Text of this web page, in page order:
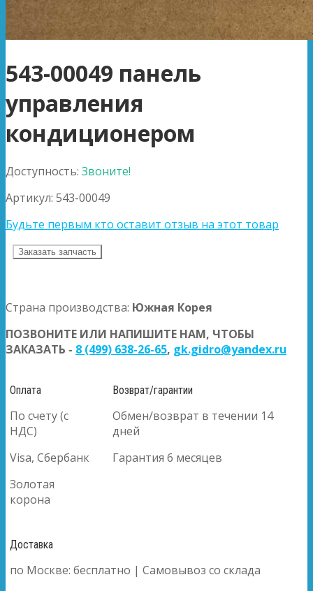
543-00049 панель
управления
кондиционером
Доступность: Звоните!
Артикул: 543-00049
Будьте первым кто оставит отзыв на этот товар
Заказать запчасть
Страна производства: Южная Корея
ПОЗВОНИТЕ ИЛИ НАПИШИТЕ НАМ, ЧТОБЫ
ЗАКАЗАТЬ - 8 (499) 638-26-65, gk.gidro@yandex.ru
Оплата
По счету (с
НДС)
Visa, Сбербанк
Золотая
корона
Возврат/гарантии
Обмен/возврат в течении 14
дней
Гарантия 6 месяцев
Доставка
по Москве: бесплатно | Самовывоз со склада